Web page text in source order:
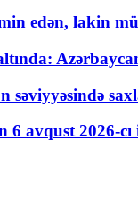
edən, lakin
səviyyəsində
6 avqust 2026-